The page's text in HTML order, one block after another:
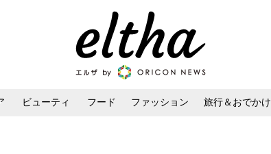
ビューティ フード ファッション 旅行＆おでかけ